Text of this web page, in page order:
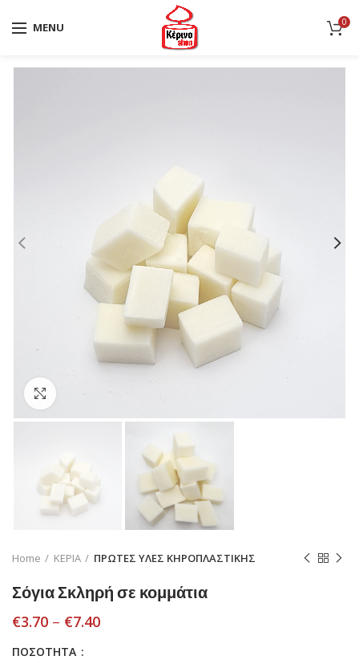
MENU 0
Home ΚΕΡΙΑ ΠΡΩΤΕΣ ΥΛΕΣ ΚΗΡΟΠΛΑΣΤΙΚΗΣ
Σόγια Σκληρή σε κομμάτια
€3.70 – €7.40
ΠΟΣΟΤΗΤΑ